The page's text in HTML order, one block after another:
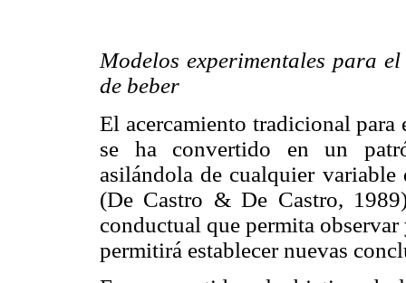
Modelos experimentales para
de beber
El acercamiento tradicional para
se ha convertido en un
asilándola de cualquier
(De Castro & De Castro,
conductual que permita
permitirá establecer nuevas